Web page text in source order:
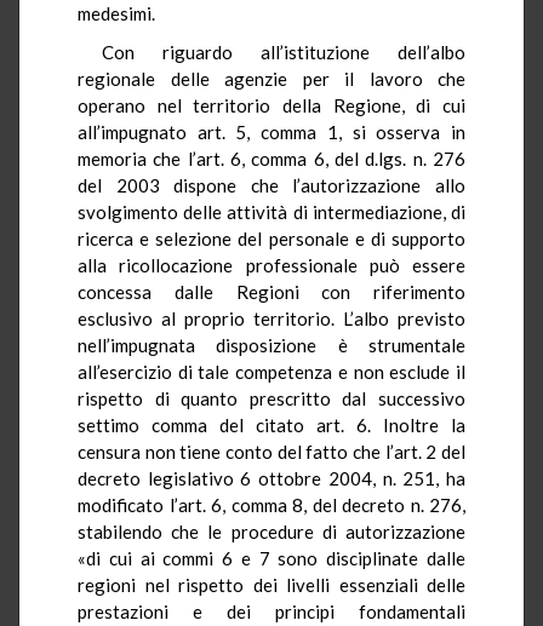
medesimi.
Con riguardo all’istituzione dell’albo
regionale delle agenzie per il lavoro che
operano nel territorio della Regione, di cui
all’impugnato art. 5, comma 1, si osserva in
memoria che l’art. 6, comma 6, del d.lgs. n. 276
del 2003 dispone che l’autorizzazione allo
svolgimento delle attività di intermediazione, di
ricerca e selezione del personale e di supporto
alla ricollocazione professionale può essere
concessa dalle Regioni con riferimento
esclusivo al proprio territorio. L’albo previsto
nell’impugnata disposizione è strumentale
all’esercizio di tale competenza e non esclude il
rispetto di quanto prescritto dal successivo
settimo comma del citato art. 6. Inoltre la
censura non tiene conto del fatto che l’art. 2 del
decreto legislativo 6 ottobre 2004, n. 251, ha
modificato l’art. 6, comma 8, del decreto n. 276,
stabilendo che le procedure di autorizzazione
«di cui ai commi 6 e 7 sono disciplinate dalle
regioni nel rispetto dei livelli essenziali delle
prestazioni e dei principi fondamentali